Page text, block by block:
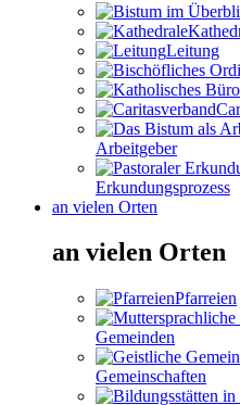
Leitung
Arbeitgeber
Erkundungsprozess
an vielen Orten
an vielen Orten
Pfarreien
Gemeinden
Gemeinschaften